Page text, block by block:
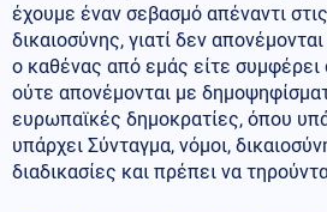
έχουμε έναν σεβασμό απέναντι
δικαιοσύνης, γιατί δεν
ο καθένας από εμάς είτε
ούτε απονέμονται με
ευρωπαϊκές δημοκρατίες, όπου
υπάρχει Σύνταγμα, νόμοι,
διαδικασίες και πρέπει να